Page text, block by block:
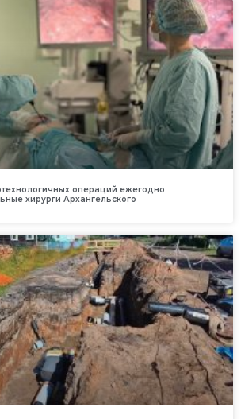
операций ежегодно
хирурги Архангельского